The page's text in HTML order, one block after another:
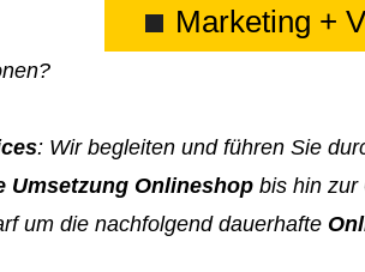
Marketing +
: Wir begleiten und führen Sie
Umsetzung Onlineshop bis hin zur
um die nachfolgend dauerhafte